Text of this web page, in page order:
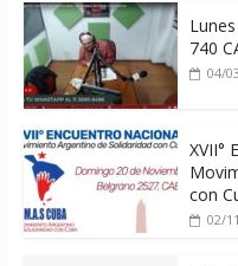
740
04/
XVII°
con
02/